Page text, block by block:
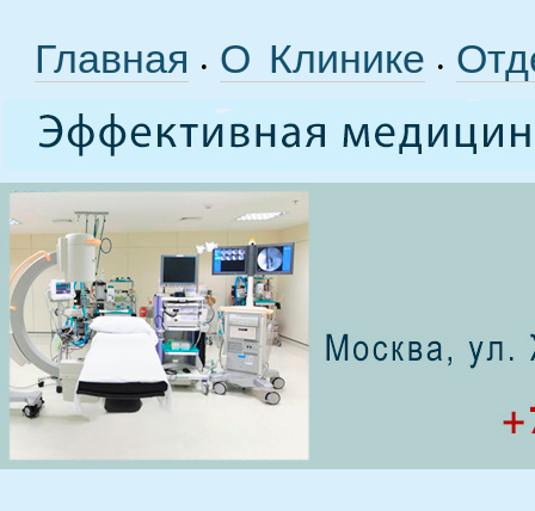
Главная • О Клинике •